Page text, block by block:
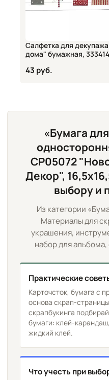
Салфетка для
дома" бумажная,
43 руб.
«Бумага
CP05072
Декор",
выбору и
Из категории
Материалы для
украшения,
набор для
Практические
Карточсток, бумага с
основа скрап-
скрапбукинга
бумаги: клей-
жидкий клей.
Что учесть при